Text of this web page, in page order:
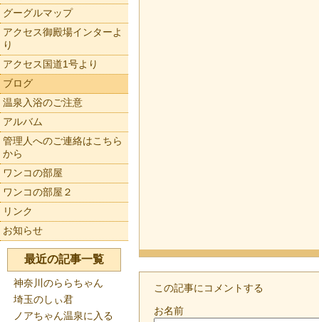
この記事にコメントする
お名前
グーグルマップ
アクセス御殿場インターよ
り
アクセス国道1号より
ブログ
温泉入浴のご注意
アルバム
管理人へのご連絡はこちら
から
ワンコの部屋
ワンコの部屋２
リンク
お知らせ
最近の記事一覧
神奈川のららちゃん
埼玉のしぃ君
ノアちゃん温泉に入る